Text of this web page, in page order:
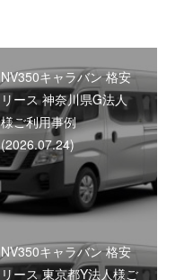
NV350キャラバン 格安
リース 神奈川県G法人
様ご利用事例
(2026.07.24)
NV350キャラバン 格安
リース 東京都Y法人様ご